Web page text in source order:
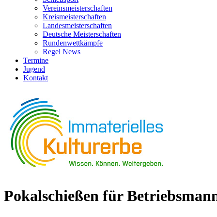
Vereinsmeisterschaften
Kreismeisterschaften
Landesmeisterschaften
Deutsche Meisterschaften
Rundenwettkämpfe
Regel News
Termine
Jugend
Kontakt
Pokalschießen für